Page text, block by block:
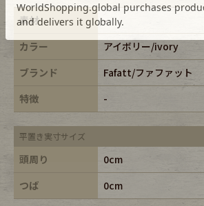
FAFATT
素材
-
カラー
アイボリー/ivory
ブランド
Fafatt/ファファット
特徴
-
平置き実寸サイズ
頭周り
0cm
つば
0cm